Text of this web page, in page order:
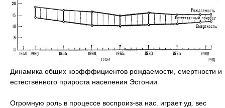
Динамика общих коэфффициентов рождаемости, смертности и
естественного прироста населения Эстонии
Огромную роль в процессе воспроиз-ва нас. играет уд. вес